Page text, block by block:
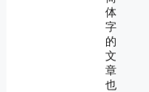
体
字
的
文
章
也